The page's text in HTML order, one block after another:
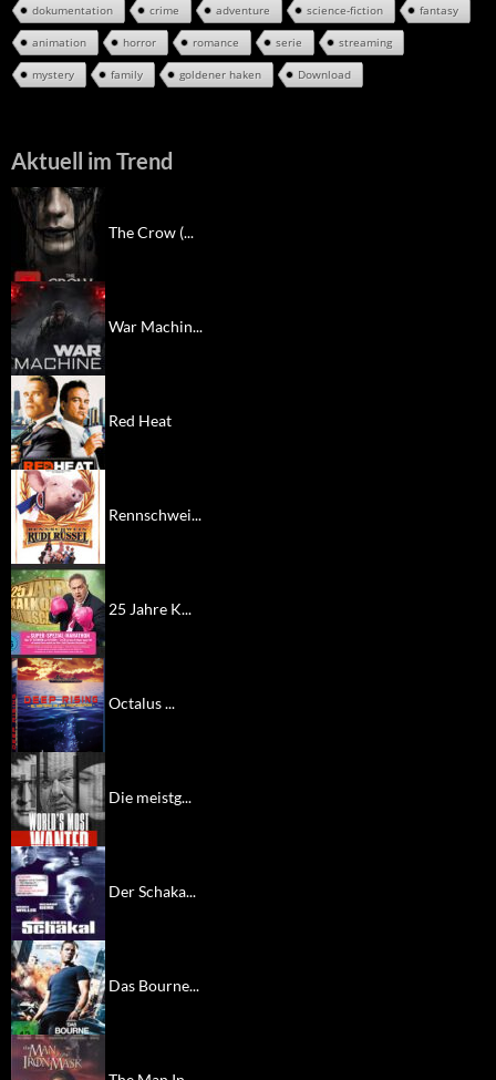
dokumentation crime adventure science-fiction fantasy
animation horror romance serie streaming
mystery family goldener haken Download
Aktuell im Trend
The Crow (...
War Machin...
Red Heat
Rennschwei...
25 Jahre K...
Octalus ...
Die meistg...
Der Schaka...
Das Bourne...